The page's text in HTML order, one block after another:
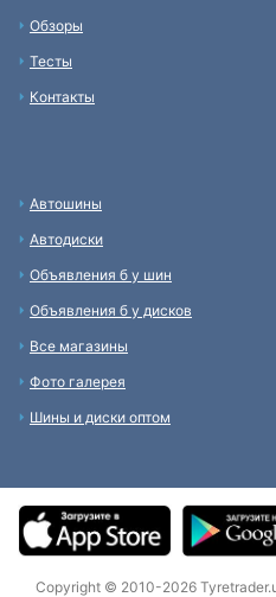
Обзоры
Тесты
Контакты
Автошины
Автодиски
Объявления б у шин
Объявления б у дисков
Все магазины
Фото галерея
Шины и диски оптом
Copyright © 2010-2026